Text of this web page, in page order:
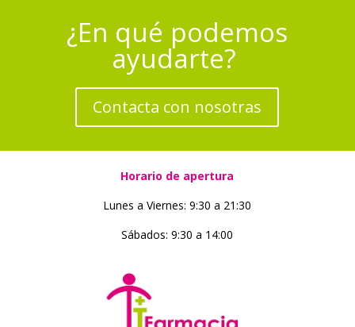
¿En qué podemos
ayudarte?
Contacta con nosotras
Horario de apertura
Lunes a Viernes: 9:30 a 21:30
Sábados: 9:30 a 14:00